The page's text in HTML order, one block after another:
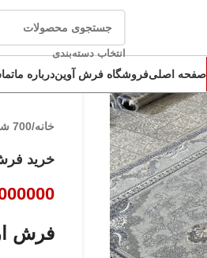
انتخاب دسته‌بندی
صفحه اصلیفروشگاه فرش آویندرباره ما
خانه/700 شانه
خرید فرش 700 شانه ارمغان فیلی
فرش